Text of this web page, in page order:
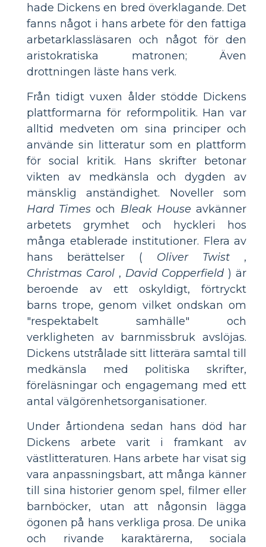
hade Dickens en bred överklagande. Det
fanns något i hans arbete för den fattiga
arbetarklassläsaren och något för den
aristokratiska matronen; Även
drottningen läste hans verk.
Från tidigt vuxen ålder stödde Dickens
plattformarna för reformpolitik. Han var
alltid medveten om sina principer och
använde sin litteratur som en plattform
för social kritik. Hans skrifter betonar
vikten av medkänsla och dygden av
mänsklig anständighet. Noveller som
Hard Times och Bleak House avkänner
arbetets grymhet och hyckleri hos
många etablerade institutioner. Flera av
hans berättelser ( Oliver Twist ,
Christmas Carol , David Copperfield ) är
beroende av ett oskyldigt, förtryckt
barns trope, genom vilket ondskan om
"respektabelt samhälle" och
verkligheten av barnmissbruk avslöjas.
Dickens utstrålade sitt litterära samtal till
medkänsla med politiska skrifter,
föreläsningar och engagemang med ett
antal välgörenhetsorganisationer.
Under årtiondena sedan hans död har
Dickens arbete varit i framkant av
västlitteraturen. Hans arbete har visat sig
vara anpassningsbart, att många känner
till sina historier genom spel, filmer eller
barnböcker, utan att någonsin lägga
ögonen på hans verkliga prosa. De unika
och rivande karaktärerna, sociala